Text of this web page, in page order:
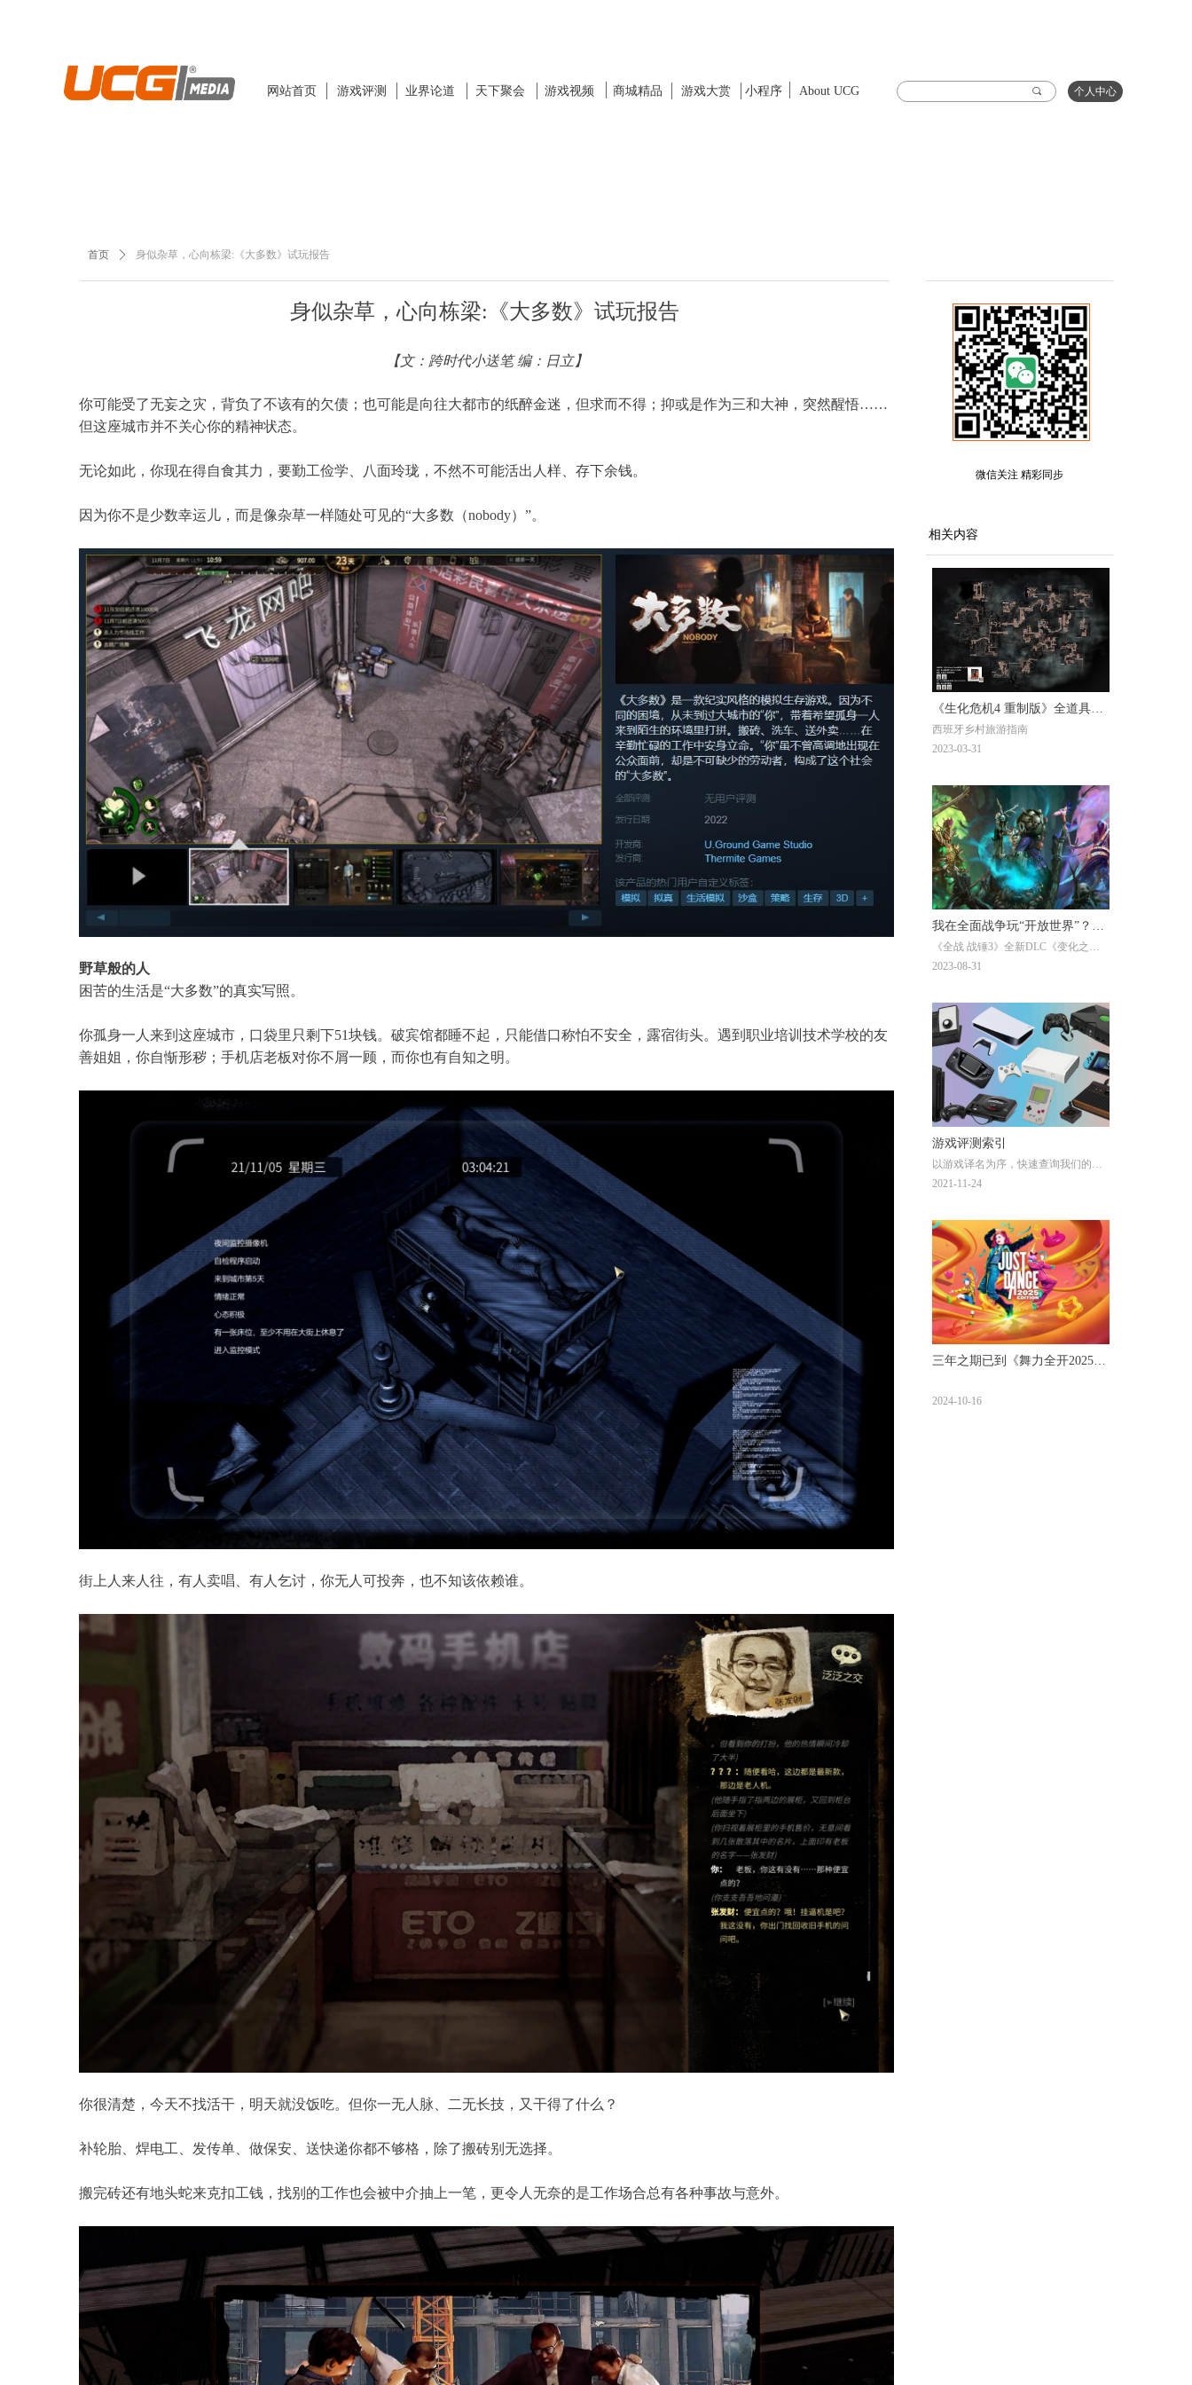
끠
网站首页 商城精品 游戏大赏
业界论道
游戏评测 天下聚会 游戏视频 小程序 About UCG 个人中心
首页 ꄲ 身似杂草，心向栋梁:《大多数》试玩报告
【文：跨时代小送笔 编：日立】
你可能受了无妄之灾，背负了不该有的欠债；也可能是向往大都市的纸醉金迷，但求而不得；抑或是作为三和大神，突然醒悟……
但这座城市并不关心你的精神状态。
无论如此，你现在得自食其力，要勤工俭学、八面玲珑，不然不可能活出人样、存下余钱。
因为你不是少数幸运儿，而是像杂草一样随处可见的“大多数（nobody）”。
野草般的人
困苦的生活是“大多数”的真实写照。
你孤身一人来到这座城市，口袋里只剩下51块钱。破宾馆都睡不起，只能借口称怕不安全，露宿街头。遇到职业培训技术学校的友
善姐姐，你自惭形秽；手机店老板对你不屑一顾，而你也有自知之明。
街上人来人往，有人卖唱、有人乞讨，你无人可投奔，也不知该依赖谁。
你很清楚，今天不找活干，明天就没饭吃。但你一无人脉、二无长技，又干得了什么？
补轮胎、焊电工、发传单、做保安、送快递你都不够格，除了搬砖别无选择。
搬完砖还有地头蛇来克扣工钱，找别的工作也会被中介抽上一笔，更令人无奈的是工作场合总有各种事故与意外。
微信关注 精彩同步
相关内容
《生化危机4 重制版》全道具地
图
西班牙乡村旅游指南
2023-03-31
我在全面战争玩“开放世界”？
《全战 战锤3》DLC《变化之
《全战 战锤3》全新DLC《变化之
影》即将正式推出，我们也有幸受
它此次又给我们带来了哪些惊喜呢？
2023-08-31
游戏评测索引
以游戏译名为序，快速查询我们的全
部游戏评测。
2021-11-24
三年之期已到《舞力全开2025》
2024-10-16
身似杂草，心向栋梁:《大多数》试玩报告